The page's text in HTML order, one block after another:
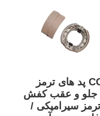
CG125 پد های ترمز
جلو و عقب کفش
سیرامیکی /